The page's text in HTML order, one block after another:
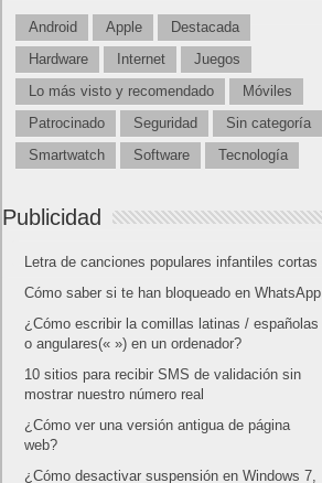
Android Apple
Destacada
Hardware
Internet
Juegos
Lo más visto y recomendado
Móviles
Patrocinado
Seguridad
Sin categoría
Smartwatch
Software Tecnología
Publicidad
Letra de canciones populares infantiles cortas
Cómo saber si te han bloqueado en WhatsApp
¿Cómo escribir la comillas latinas / españolas
o angulares(« ») en un ordenador?
10 sitios para recibir SMS de validación sin
mostrar nuestro número real
¿Cómo ver una versión antigua de página
web?
¿Cómo desactivar suspensión en Windows 7,